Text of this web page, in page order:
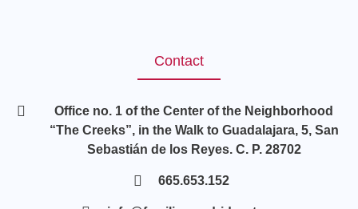
Contact
Office no. 1 of the Center of the Neighborhood
“The Creeks”, in the Walk to Guadalajara, 5, San
Sebastián de los Reyes. C. P. 28702
665.653.152